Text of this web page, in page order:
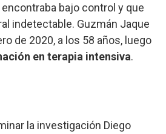
bajo control y que
indetectable. Guzmán Jaque
de 2020, a los 58 años, luego
en terapia intensiva.
la investigación Diego